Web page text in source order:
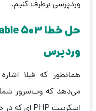
وردپرسی برطرف کنیم.
وردپرس
همانطور که قبلا
می‌دهد که وب‌سرور شما
اسکریپت PHP ای که در حال اجراست، نباشد.